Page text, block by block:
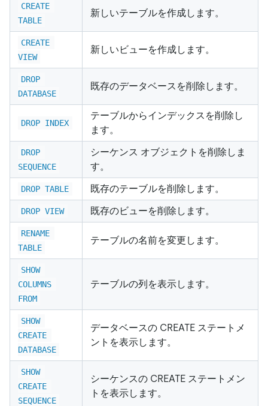
CREATE
TABLE
新しいテーブルを作成します。
CREATE
VIEW
新しいビューを作成します。
DROP
DATABASE
既存のデータベースを削除します。
DROP INDEX
テーブルからインデックスを削除し
ます。
DROP
SEQUENCE
シーケンス オブジェクトを削除しま
す。
DROP TABLE 既存のテーブルを削除します。
DROP VIEW 既存のビューを削除します。
RENAME
TABLE
テーブルの名前を変更します。
SHOW
COLUMNS
FROM
テーブルの列を表示します。
SHOW
CREATE
DATABASE
データベースの CREATE ステートメ
ントを表示します。
SHOW
CREATE
SEQUENCE
シーケンスの CREATE ステートメン
トを表示します。